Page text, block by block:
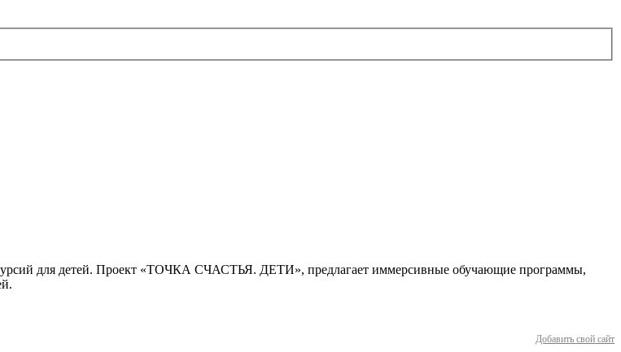
для детей. Проект «ТОЧКА СЧАСТЬЯ. ДЕТИ», предлагает иммерсивные обучающие программы,
Добавить свой сайт